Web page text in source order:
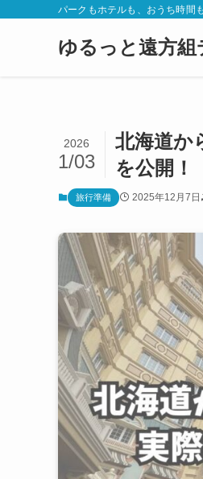
パークもホテルも、おうち時間
ゆるっと遠方
北海道か
を公開！
2026
1/03
旅行準備 2025年12月7日